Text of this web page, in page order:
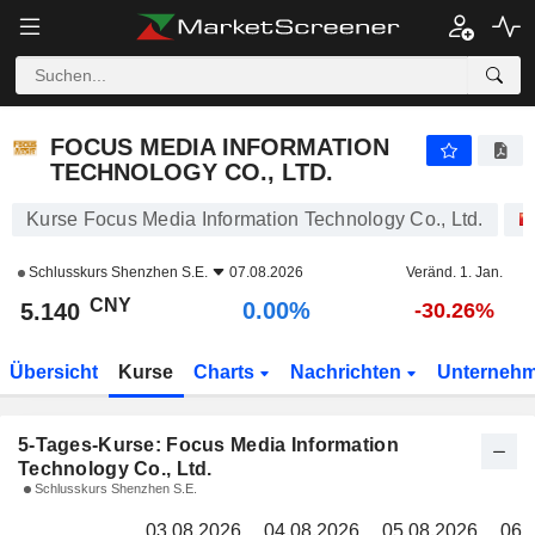
FOCUS MEDIA INFORMATION
TECHNOLOGY CO., LTD.
Kurse Focus Media Information Technology Co., Ltd.
Schlusskurs Shenzhen S.E. 07.08.2026 Veränd. 1. Jan.
5.140 CNY 0.00% -30.26%
Übersicht Kurse Charts Nachrichten
5-Tages-Kurse: Focus Media Information
Technology Co., Ltd.
Schlusskurs Shenzhen S.E.
03.08.2026 04.08.2026 05.08.2026